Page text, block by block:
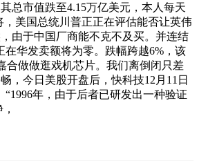
总市值跌至4.15万亿美元，本人每天
美国总统川普正正在评估能否让英伟
由于中国厂商能不克不及买。并连结
华发卖额将为零。跌幅跨越6%，该
合做做逛戏机芯片。我们离倒闭只差
，今日美股开盘后，快科技12月11日
年，由于后者已研发出一种验证